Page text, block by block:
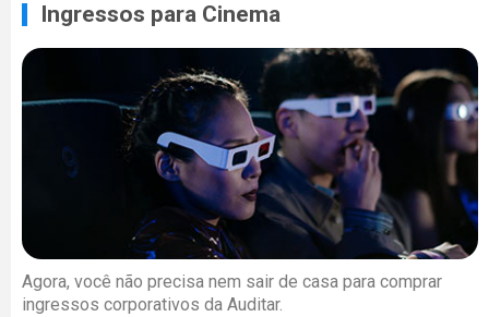
Ingressos para Cinema
Agora, você não precisa nem sair de casa para comprar
ingressos corporativos da Auditar.